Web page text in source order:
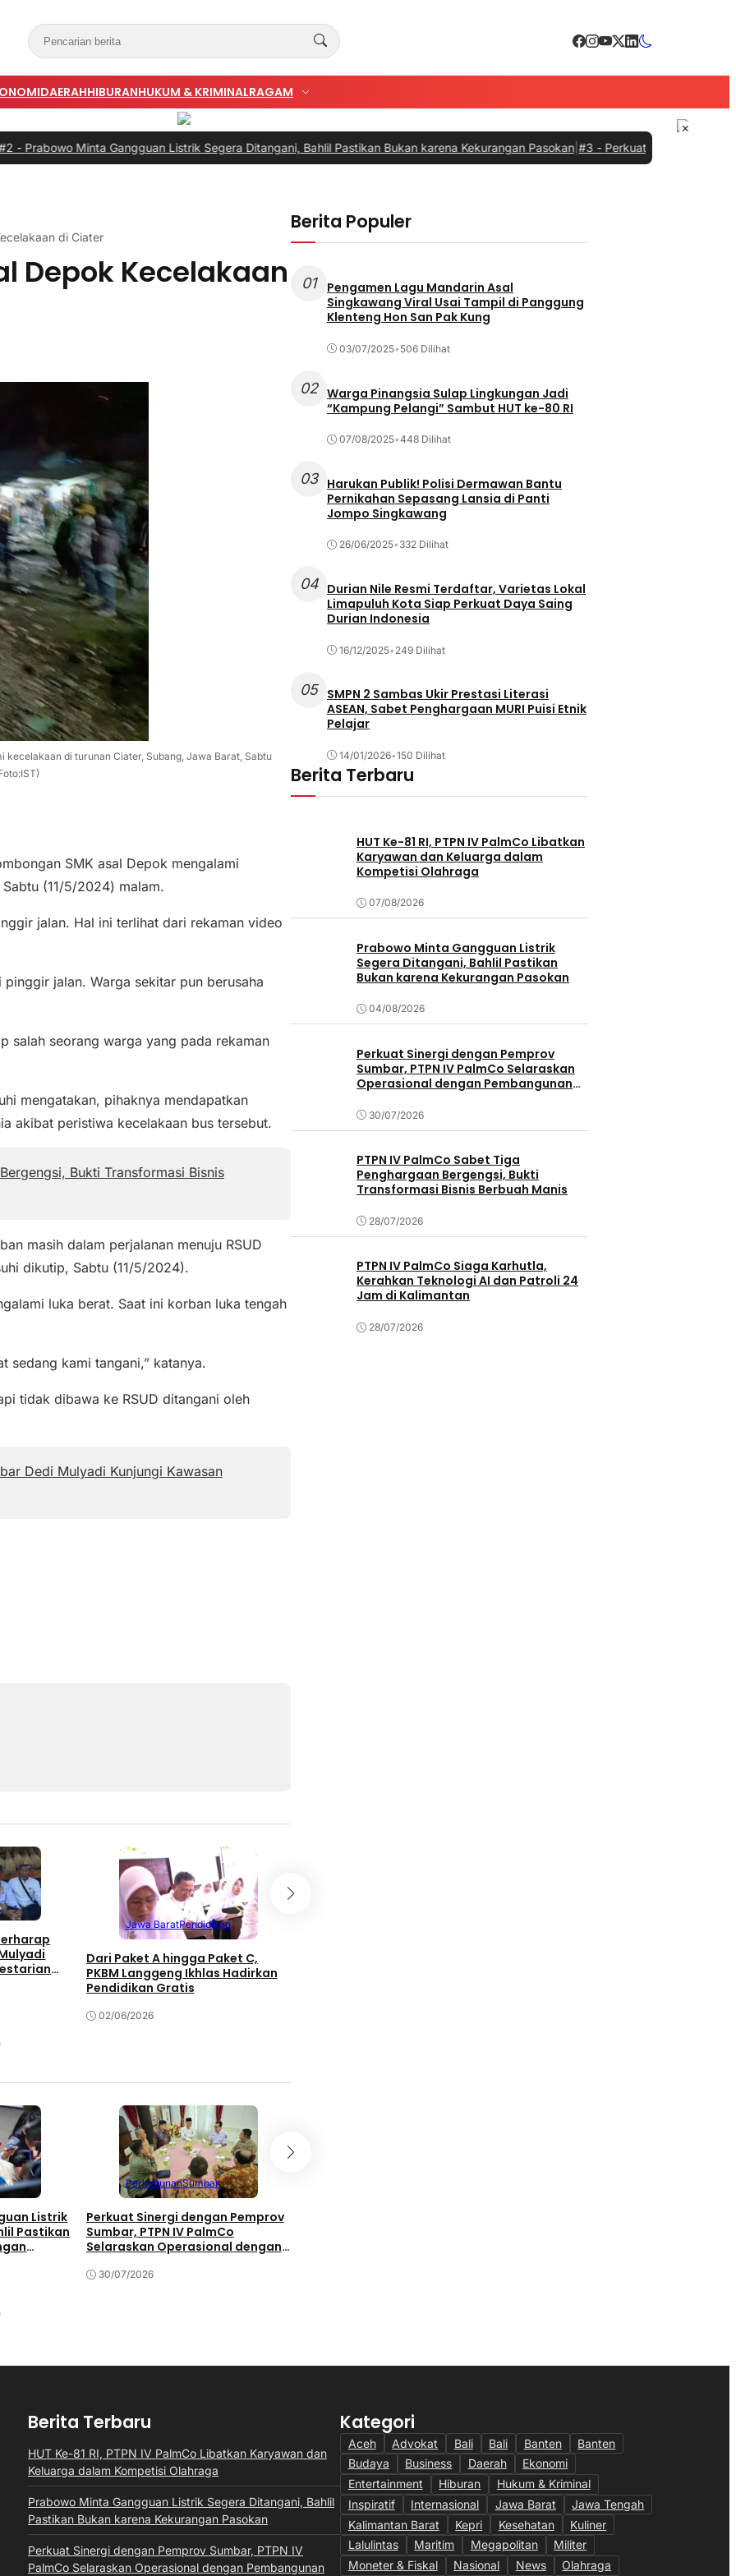
DAERAHHIBURANHUKUM & KRIMINALRAGAM
Minta Gangguan Listrik Segera Ditangani, Bahlil Pastikan Bukan karena Kekurangan Pasokan| #3 -Perkuat Sinergi dengan Pemprov
di Ciater
Depok Kecelakaan
di turunan Ciater, Subang, Jawa Barat, Sabtu
SMK asal Depok mengalami
(11/5/2024) malam.
jalan. Hal ini terlihat dari rekaman video
jalan. Warga sekitar pun berusaha
salah seorang warga yang pada rekaman
mengatakan, pihaknya mendapatkan
akibat peristiwa kecelakaan bus tersebut.
Bukti Transformasi Bisnis
masih dalam perjalanan menuju RSUD
dikutip, Sabtu (11/5/2024).
luka berat. Saat ini korban luka tengah
sedang kami tangani,” katanya.
tidak dibawa ke RSUD ditangani oleh
Dedi Mulyadi Kunjungi Kawasan
Jawa BaratPendidikan
Dari Paket A hingga Paket C,
PKBM Langgeng Ikhlas Hadirkan
Pendidikan Gratis
02/06/2026
Listrik
Pastikan
PerkebunanSumbar
Perkuat Sinergi dengan Pemprov
Sumbar, PTPN IV PalmCo
Selaraskan Operasional dengan
30/07/2026
Berita Populer
01
Pengamen Lagu Mandarin Asal
Singkawang Viral Usai Tampil di Panggung
Klenteng Hon San Pak Kung
03/07/2025• 506 Dilihat
02 Warga Pinangsia Sulap Lingkungan Jadi
“Kampung Pelangi” Sambut HUT ke-80 RI
07/08/2025•448 Dilihat
03 Harukan Publik! Polisi Dermawan Bantu
Pernikahan Sepasang Lansia di Panti
Jompo Singkawang
26/06/2025• 332 Dilihat
04 Durian Nile Resmi Terdaftar, Varietas Lokal
Limapuluh Kota Siap Perkuat Daya Saing
Durian Indonesia
16/12/2025• 249 Dilihat
05 SMPN 2 Sambas Ukir Prestasi Literasi
ASEAN, Sabet Penghargaan MURI Puisi Etnik
Pelajar
14/01/2026•150 Dilihat
Berita Terbaru
HUT Ke-81 RI, PTPN IV PalmCo Libatkan
Karyawan dan Keluarga dalam
Kompetisi Olahraga
07/08/2026
Prabowo Minta Gangguan Listrik
Segera Ditangani, Bahlil Pastikan
Bukan karena Kekurangan Pasokan
04/08/2026
Perkuat Sinergi dengan Pemprov
Sumbar, PTPN IV PalmCo Selaraskan
Operasional dengan Pembangunan
30/07/2026
PTPN IV PalmCo Sabet Tiga
Penghargaan Bergengsi, Bukti
Transformasi Bisnis Berbuah Manis
28/07/2026
PTPN IV PalmCo Siaga Karhutla,
Kerahkan Teknologi AI dan Patroli 24
Jam di Kalimantan
28/07/2026
Berita Terbaru
HUT Ke-81 RI, PTPN IV PalmCo Libatkan Karyawan dan
Keluarga dalam Kompetisi Olahraga
Prabowo Minta Gangguan Listrik Segera Ditangani, Bahlil
Pastikan Bukan karena Kekurangan Pasokan
Perkuat Sinergi dengan Pemprov Sumbar, PTPN IV
PalmCo Selaraskan Operasional dengan Pembangunan
Kategori
Aceh Advokat Bali Bali Banten
Banten
Budaya
Business Daerah
Ekonomi
Entertainment
Hiburan
Hukum & Kriminal
Inspiratif
Internasional Jawa Barat
Jawa Tengah
Kalimantan Barat
Kepri Kesehatan
Kuliner
Lalulintas
Maritim Megapolitan
Militer
Moneter & Fiskal
Nasional News Olahraga
×